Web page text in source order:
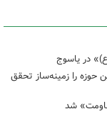
در یاسوج
حوزه را زمینه‌ساز تحقق
شد